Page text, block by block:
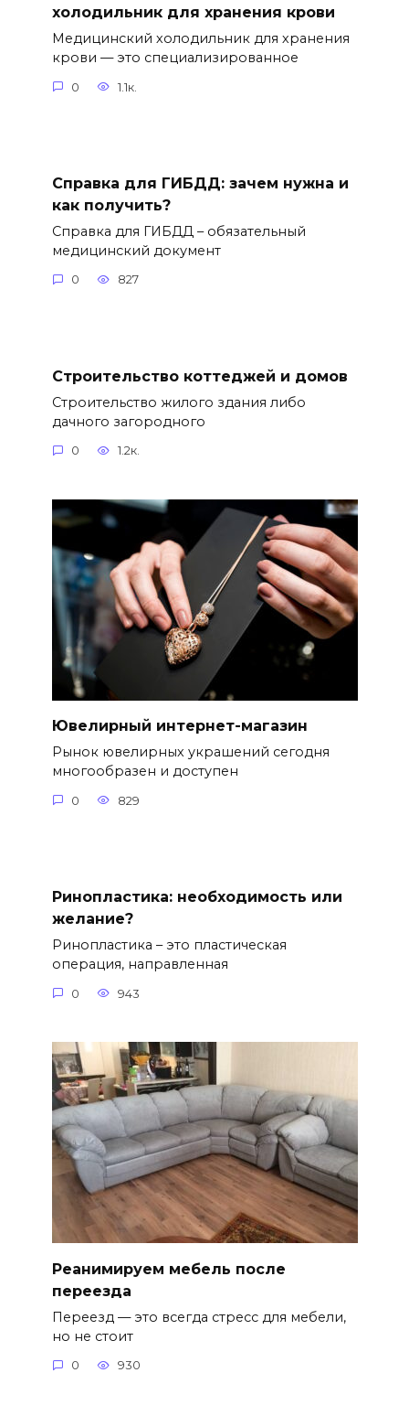
холодильник для хранения крови
Медицинский холодильник для хранения
крови — это специализированное
0 1.1к.
Справка для ГИБДД: зачем нужна и
как получить?
Справка для ГИБДД – обязательный
медицинский документ
0 827
Строительство коттеджей и домов
Строительство жилого здания либо
дачного загородного
0 1.2к.
Ювелирный интернет-магазин
Рынок ювелирных украшений сегодня
многообразен и доступен
0 829
Ринопластика: необходимость или
желание?
Ринопластика – это пластическая
операция, направленная
0 943
Реанимируем мебель после
переезда
Переезд — это всегда стресс для мебели,
но не стоит
0 930